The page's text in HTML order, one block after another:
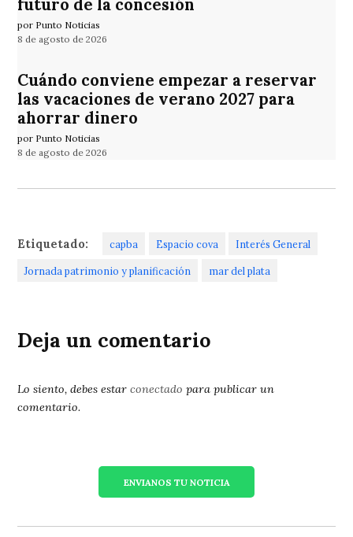
futuro de la concesión
por Punto Noticias
8 de agosto de 2026
Cuándo conviene empezar a reservar
las vacaciones de verano 2027 para
ahorrar dinero
por Punto Noticias
8 de agosto de 2026
Etiquetado: capba Espacio cova Interés General
Jornada patrimonio y planificación mar del plata
Deja un comentario
Lo siento, debes estarconectado para publicar un
comentario.
ENVIANOS TU NOTICIA